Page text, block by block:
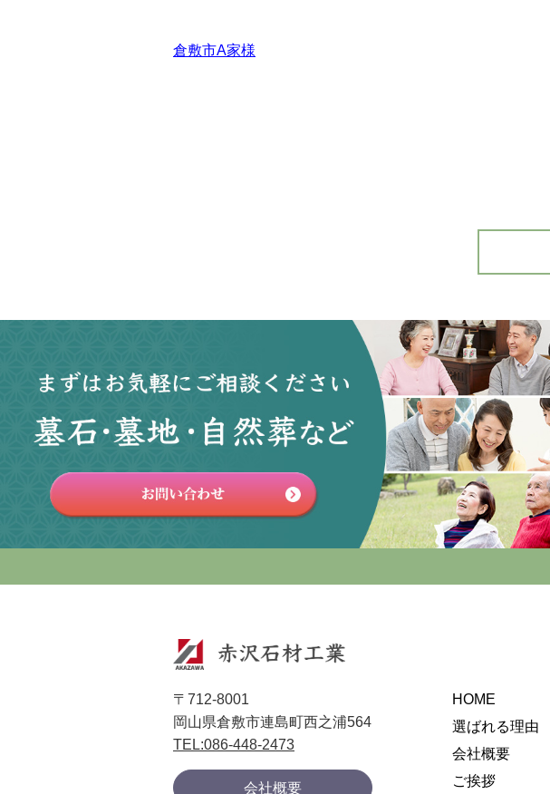
倉敷市A家様
〒712-8001
岡山県倉敷市連島町西之浦564
TEL:086-448-2473
会社概要
HOME
選ばれる理由
会社概要
ご挨拶